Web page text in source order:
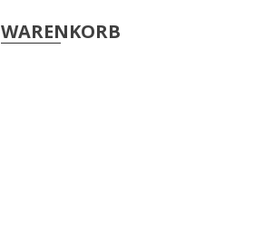
WARENKORB